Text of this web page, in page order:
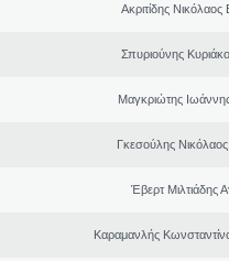
Ακριτίδης Νικόλαος
Σπυριούνης
Μαγκριώτης
Γκεσούλης
Έβερτ Μιλτιάδης
Καραμανλής